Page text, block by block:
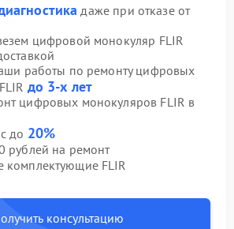
даже при отказе от
цифровой монокуляр FLIR
работы по ремонту цифровых
до 3-х лет
цифровых монокуляров FLIR в
до 20%
рублей на ремонт
комплектующие FLIR
консультацию